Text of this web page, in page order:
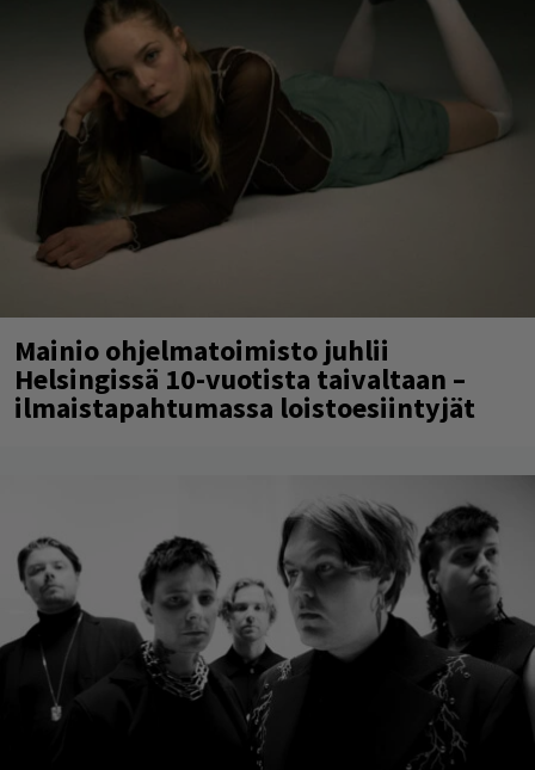
Mainio ohjelmatoimisto juhlii
Helsingissä 10-vuotista taivaltaan –
ilmaistapahtumassa loistoesiintyjät